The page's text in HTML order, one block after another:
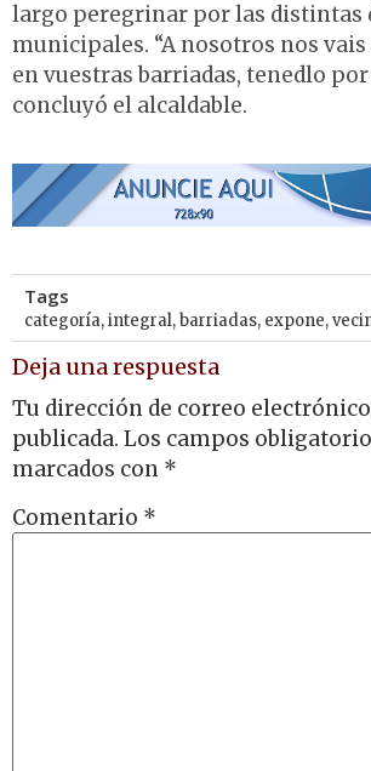
largo peregrinar por las distintas
municipales. “A nosotros nos
en vuestras barriadas, tenedlo por
concluyó el alcaldable.
Tags
categoría,integral,barriadas, expone,
Deja una respuesta
Tu dirección de correo
publicada. Los campos
marcados con *
Comentario *